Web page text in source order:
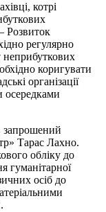
котрі
Розвиток
регулярно
неприбуткових
коригувати
організації
осередками
запрошений
Тарас Лахно.
обліку до
гуманітарної
осіб до